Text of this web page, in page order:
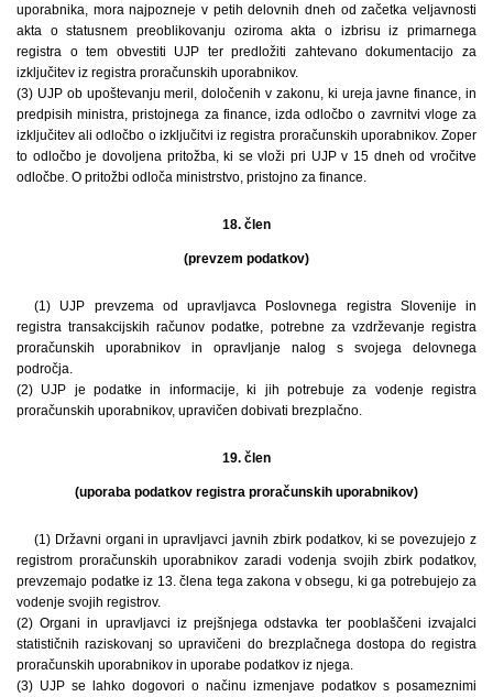
uporabnika, mora najpozneje v petih delovnih dneh od začetka veljavnosti
akta o statusnem preoblikovanju oziroma akta o izbrisu iz primarnega
registra o tem obvestiti UJP ter predložiti zahtevano dokumentacijo za
izključitev iz registra proračunskih uporabnikov.
(3) UJP ob upoštevanju meril, določenih v zakonu, ki ureja javne finance, in
predpisih ministra, pristojnega za finance, izda odločbo o zavrnitvi vloge za
izključitev ali odločbo o izključitvi iz registra proračunskih uporabnikov. Zoper
to odločbo je dovoljena pritožba, ki se vloži pri UJP v 15 dneh od vročitve
odločbe. O pritožbi odloča ministrstvo, pristojno za finance.
18. člen
(prevzem podatkov)
(1) UJP prevzema od upravljavca Poslovnega registra Slovenije in
registra transakcijskih računov podatke, potrebne za vzdrževanje registra
proračunskih uporabnikov in opravljanje nalog s svojega delovnega
področja.
(2) UJP je podatke in informacije, ki jih potrebuje za vodenje registra
proračunskih uporabnikov, upravičen dobivati brezplačno.
19. člen
(uporaba podatkov registra proračunskih uporabnikov)
(1) Državni organi in upravljavci javnih zbirk podatkov, ki se povezujejo z
registrom proračunskih uporabnikov zaradi vodenja svojih zbirk podatkov,
prevzemajo podatke iz 13. člena tega zakona v obsegu, ki ga potrebujejo za
vodenje svojih registrov.
(2) Organi in upravljavci iz prejšnjega odstavka ter pooblaščeni izvajalci
statističnih raziskovanj so upravičeni do brezplačnega dostopa do registra
proračunskih uporabnikov in uporabe podatkov iz njega.
(3) UJP se lahko dogovori o načinu izmenjave podatkov s posameznimi